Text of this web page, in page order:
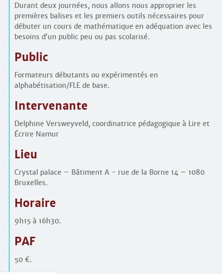
Durant deux journées, nous allons nous approprier les
premières balises et les premiers outils nécessaires pour
débuter un cours de mathématique en adéquation avec les
besoins d’un public peu ou pas scolarisé.
Public
Formateurs débutants ou expérimentés en
alphabétisation/FLE de base.
Intervenante
Delphine Versweyveld, coordinatrice pédagogique à Lire et
Écrire Namur
Lieu
Crystal palace – Bâtiment A - rue de la Borne 14 – 1080
Bruxelles.
Horaire
9h15 à 16h30.
PAF
50 €.